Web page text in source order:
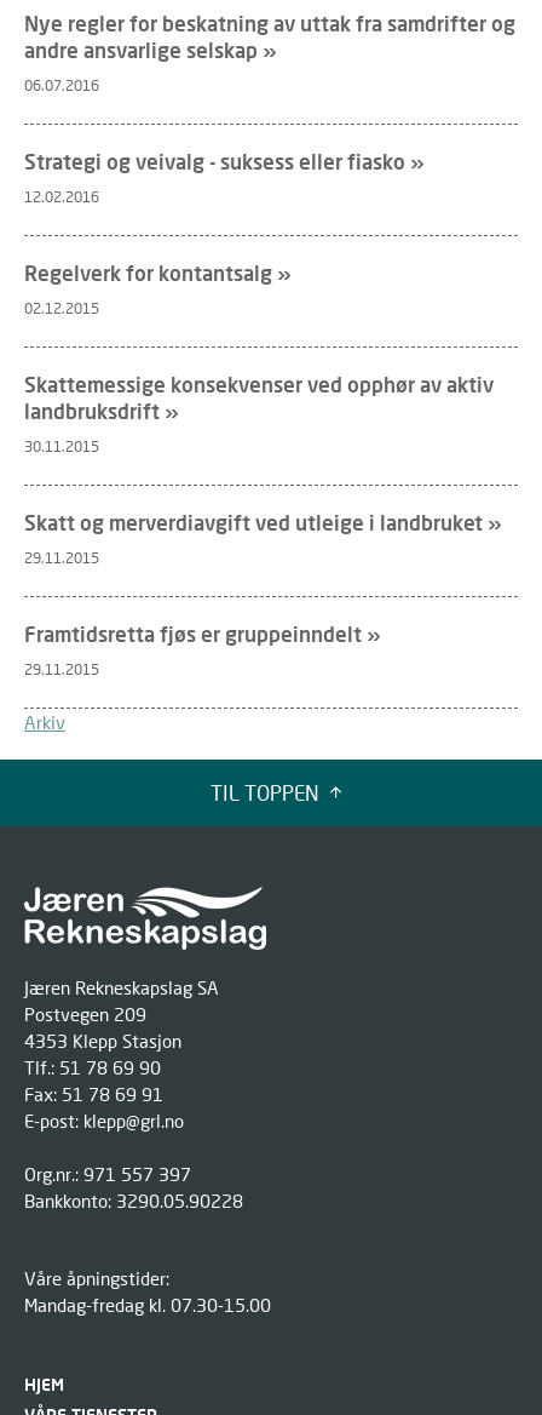
Nye regler for beskatning av uttak fra samdrifter og
andre ansvarlige selskap »
06.07.2016
Strategi og veivalg - suksess eller fiasko »
12.02.2016
Regelverk for kontantsalg »
02.12.2015
Skattemessige konsekvenser ved opphør av aktiv
landbruksdrift »
30.11.2015
Skatt og merverdiavgift ved utleige i landbruket »
29.11.2015
Framtidsretta fjøs er gruppeinndelt »
29.11.2015
Arkiv
TIL TOPPEN
Jæren Rekneskapslag SA
Postvegen 209
4353 Klepp Stasjon
Tlf.: 51 78 69 90
Fax: 51 78 69 91
E-post: klepp@grl.no
Org.nr.: 971 557 397
Bankkonto: 3290.05.90228
Våre åpningstider:
Mandag-fredag kl. 07.30-15.00
HJEM